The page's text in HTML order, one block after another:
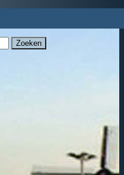
Zoeken